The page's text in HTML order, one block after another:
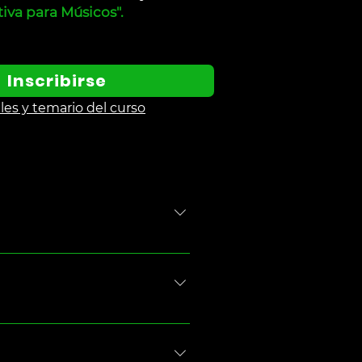
para Músicos".
Inscribirse
y temario del curso
el Curso Online vía Zoom
para cumplir tus objetivos y
como por ejemplo: cómo crear